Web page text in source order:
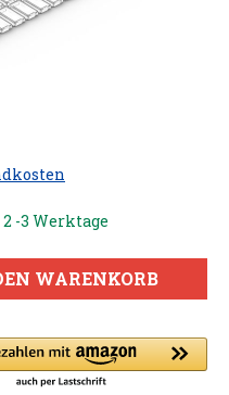
-3 Werktage
WARENKORB